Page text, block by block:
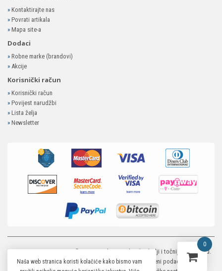
» Kontaktirajte nas
» Povrati artikala
» Mapa site-a
Dodaci
» Robne marke (brandovi)
» Akcije
Korisnički račun
» Korisnički račun
» Povijest narudžbi
» Lista želja
» Newsletter
MP-ELEKTRONIKA SHOP© 2026. Trudimo se dati što bolji i točniji opis i sliku.
Unatoč tome, ne možemo garantirati da su svi navedeni podaci i slike u
0
Naša web stranica koristi kolačiće kako bismo vam